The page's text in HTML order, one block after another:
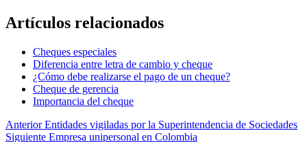
Artículos relacionados
Cheques especiales
Diferencia entre letra de cambio y cheque
¿Cómo debe realizarse el pago de un cheque?
Cheque de gerencia
Importancia del cheque
Anterior Entidades vigiladas por la Superintendencia de Sociedades
Siguiente Empresa unipersonal en Colombia